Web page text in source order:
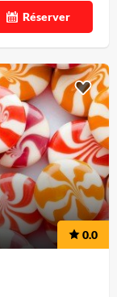
Réserver
0.0